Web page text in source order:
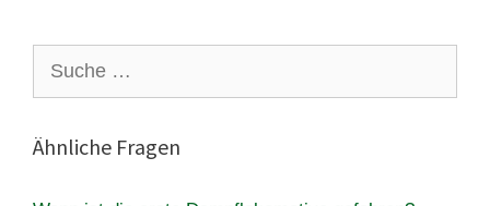
nach:
Ähnliche Fragen